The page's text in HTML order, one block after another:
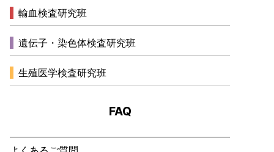
輸血検査研究班
遺伝子・染色体検査研究班
生殖医学検査研究班
FAQ